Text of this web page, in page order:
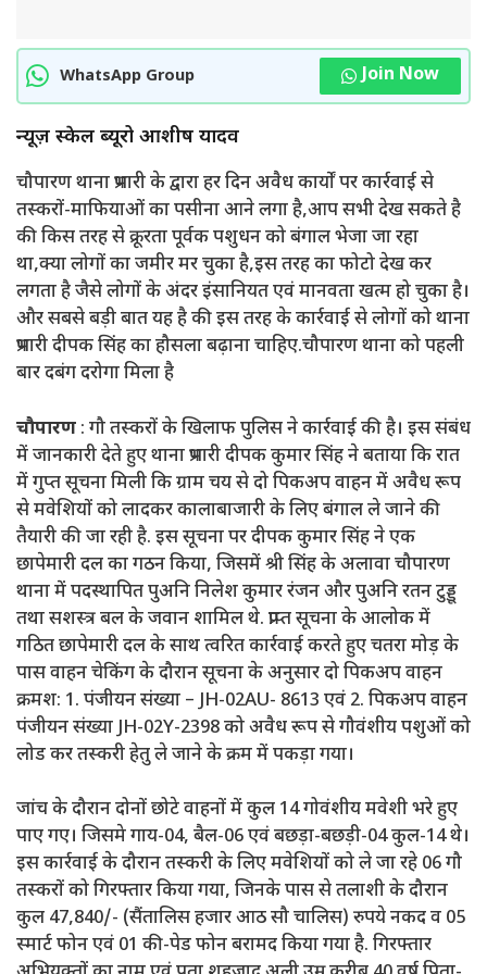
WhatsApp Group Join Now
न्यूज़ स्केल ब्यूरो आशीष यादव
चौपारण थाना प्रभारी के द्वारा हर दिन अवैध कार्यों पर कार्रवाई से
तस्करों-माफियाओं का पसीना आने लगा है,आप सभी देख सकते है
की किस तरह से क्रूरता पूर्वक पशुधन को बंगाल भेजा जा रहा
था,क्या लोगों का जमीर मर चुका है,इस तरह का फोटो देख कर
लगता है जैसे लोगों के अंदर इंसानियत एवं मानवता खत्म हो चुका है।
और सबसे बड़ी बात यह है की इस तरह के कार्रवाई से लोगों को थाना
प्रभारी दीपक सिंह का हौसला बढ़ाना चाहिए.चौपारण थाना को पहली
बार दबंग दरोगा मिला है
चौपारण : गौ तस्करों के खिलाफ पुलिस ने कार्रवाई की है। इस संबंध
में जानकारी देते हुए थाना प्रभारी दीपक कुमार सिंह ने बताया कि रात
में गुप्त सूचना मिली कि ग्राम चय से दो पिकअप वाहन में अवैध रूप
से मवेशियों को लादकर कालाबाजारी के लिए बंगाल ले जाने की
तैयारी की जा रही है. इस सूचना पर दीपक कुमार सिंह ने एक
छापेमारी दल का गठन किया, जिसमें श्री सिंह के अलावा चौपारण
थाना में पदस्थापित पुअनि निलेश कुमार रंजन और पुअनि रतन टुड्डू
तथा सशस्त्र बल के जवान शामिल थे. प्राप्त सूचना के आलोक में
गठित छापेमारी दल के साथ त्वरित कार्रवाई करते हुए चतरा मोड़ के
पास वाहन चेकिंग के दौरान सूचना के अनुसार दो पिकअप वाहन
क्रमश: 1. पंजीयन संख्या – JH-02AU- 8613 एवं 2. पिकअप वाहन
पंजीयन संख्या JH-02Y-2398 को अवैध रूप से गौवंशीय पशुओं को
लोड कर तस्करी हेतु ले जाने के क्रम में पकड़ा गया।
जांच के दौरान दोनों छोटे वाहनों में कुल 14 गोवंशीय मवेशी भरे हुए
पाए गए। जिसमे गाय-04, बैल-06 एवं बछड़ा-बछड़ी-04 कुल-14 थे।
इस कार्रवाई के दौरान तस्करी के लिए मवेशियों को ले जा रहे 06 गौ
तस्करों को गिरफ्तार किया गया, जिनके पास से तलाशी के दौरान
कुल 47,840/- (सैंतालिस हजार आठ सौ चालिस) रुपये नकद व 05
स्मार्ट फोन एवं 01 की-पेड फोन बरामद किया गया है. गिरफ्तार